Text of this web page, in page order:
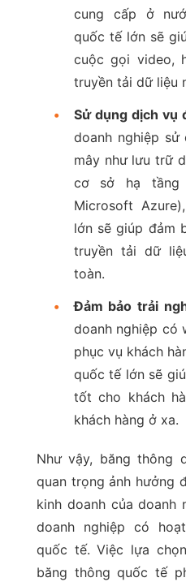
cung cấp ở
quốc tế lớn sẽ
cuộc gọi video,
truyền tải dữ liệu
•
Sử dụng dịch vụ
doanh nghiệp
mây như lưu trữ
cơ sở hạ tầng
Microsoft
lớn sẽ giúp đảm
truyền tải dữ
toàn.
•
Đảm bảo trải
doanh nghiệp có
phục vụ khách
quốc tế lớn sẽ
tốt cho khách
khách hàng ở xa.
Như vậy, băng thông
quan trọng ảnh hưởng
kinh doanh của doanh
doanh nghiệp có
quốc tế. Việc lựa
băng thông quốc tế